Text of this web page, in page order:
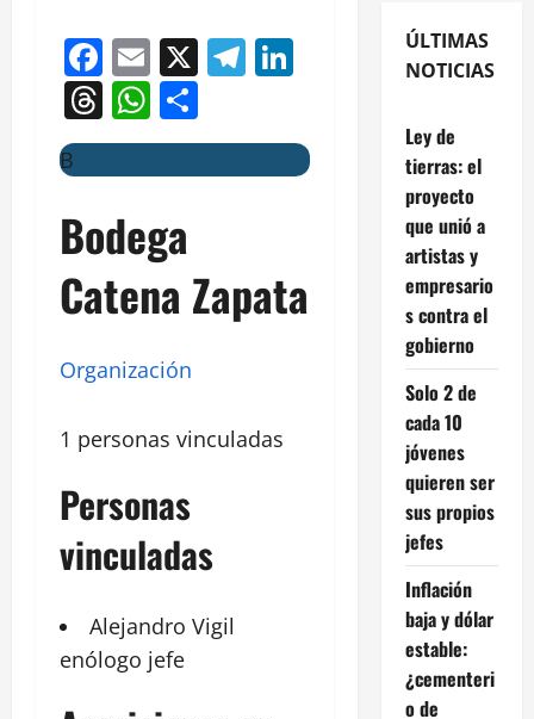
Facebook
Email
X Telegram
LinkedIn
Threads
WhatsApp
B
Bodega
Catena Zapata
Organización
1 personas vinculadas
Personas
vinculadas
Alejandro Vigil
enólogo jefe
ÚLTIMAS
NOTICIAS
Ley de
tierras: el
proyecto
que unió a
artistas y
empresario
s contra el
gobierno
Solo 2 de
cada 10
jóvenes
quieren ser
sus propios
jefes
Inflación
baja y dólar
estable:
¿cementeri
o de